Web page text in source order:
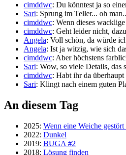
cimddwc: Du könntest ja so
Sari: Sprung im Teller... oh
cimddwc: Wenn dieses
cimddwc: Geht leider nicht,
Angela: Voll schön, da würde
Angela: Ist ja witzig, wie sich
cimddwc: Aber höchstens
Sari: Wow, so viele Details, das
cimddwc: Habt ihr da
Sari: Klingt nach einem guten
An diesem Tag
2025: Wenn eine Weiche
2022: Dunkel
2019: BUGA #2
2018: Lösung finden